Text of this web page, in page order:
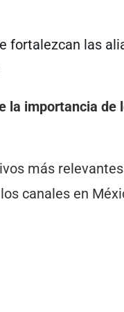
fortalezcan las
la importancia
más
canales en